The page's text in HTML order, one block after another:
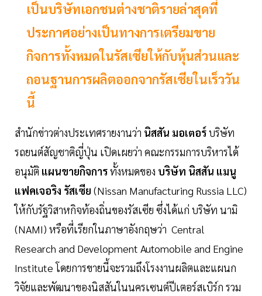
เป็นบริษัทเอกชนต่างชาติรายล่าสุดที่
ประกาศอย่างเป็นทางการเตรียมขาย
กิจการทั้งหมดในรัสเซียให้กับหุ้นส่วนและ
ถอนฐานการผลิตออกจากรัสเซียในเร็ววัน
นี้
สำนักข่าวต่างประเทศรายงานว่า นิสสัน มอเตอร์บริษัท
รถยนต์สัญชาติญี่ปุ่น เปิดเผยว่า คณะกรรมการบริหารได้
อนุมัติ แผนขายกิจการทั้งหมดของ บริษัท นิสสัน แมนู
แฟคเจอริง รัสเซีย (Nissan Manufacturing Russia LLC)
ให้กับรัฐวิสาหกิจท้องถิ่นของรัสเซีย ซึ่งได้แก่ บริษัท นามิ
(NAMI) หรือที่เรียกในภาษาอังกฤษว่า Central
Research and Development Automobile and Engine
Institute โดยการขายนี้จะรวมถึงโรงงานผลิตและแผนก
วิจัยและพัฒนาของนิสสันในนครเซนต์ปีเตอร์สเบิร์ก รวม